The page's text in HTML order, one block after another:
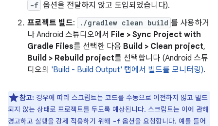
-f 옵션을 전달하지 않고 도입되었습니다).
프로젝트 빌드: ./gradlew clean build 를 사용하거
나 Android 스튜디오에서 File > Sync Project with
Gradle Files를 선택한 다음 Build > Clean project,
Build > Rebuild project를 선택합니다 (Android 스튜
디오의 'Build - Build Output' 탭에서 빌드를 모니터링).
참고: 경우에 따라 스크립트는 코드를 수동으로 이전하지 않고 빌드
되지 않는 상태로 프로젝트를 두도록 예상됩니다. 스크립트는 이에 관해
경고하고 실행을 강제 적용하기 위해 -f 옵션을 요청합니다. 예를 들어